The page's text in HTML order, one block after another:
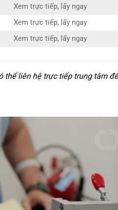
Xem trực tiếp, lấy ngay
Xem trực tiếp, lấy ngay
Xem trực tiếp, lấy ngay
thể liên hệ trực tiếp trung tâm